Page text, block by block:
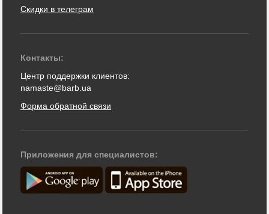
Скидки в телеграм
Контакты:
Центр поддержки клиентов:
namaste@barb.ua
Форма обратной связи
Приложения для специалистов: